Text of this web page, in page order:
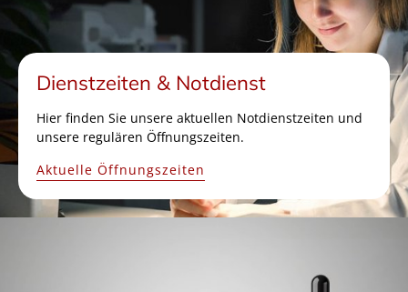
Dienstzeiten & Notdienst
Hier finden Sie unsere aktuellen Notdienstzeiten und
unsere regulären Öffnungszeiten.
Aktuelle Öffnungszeiten